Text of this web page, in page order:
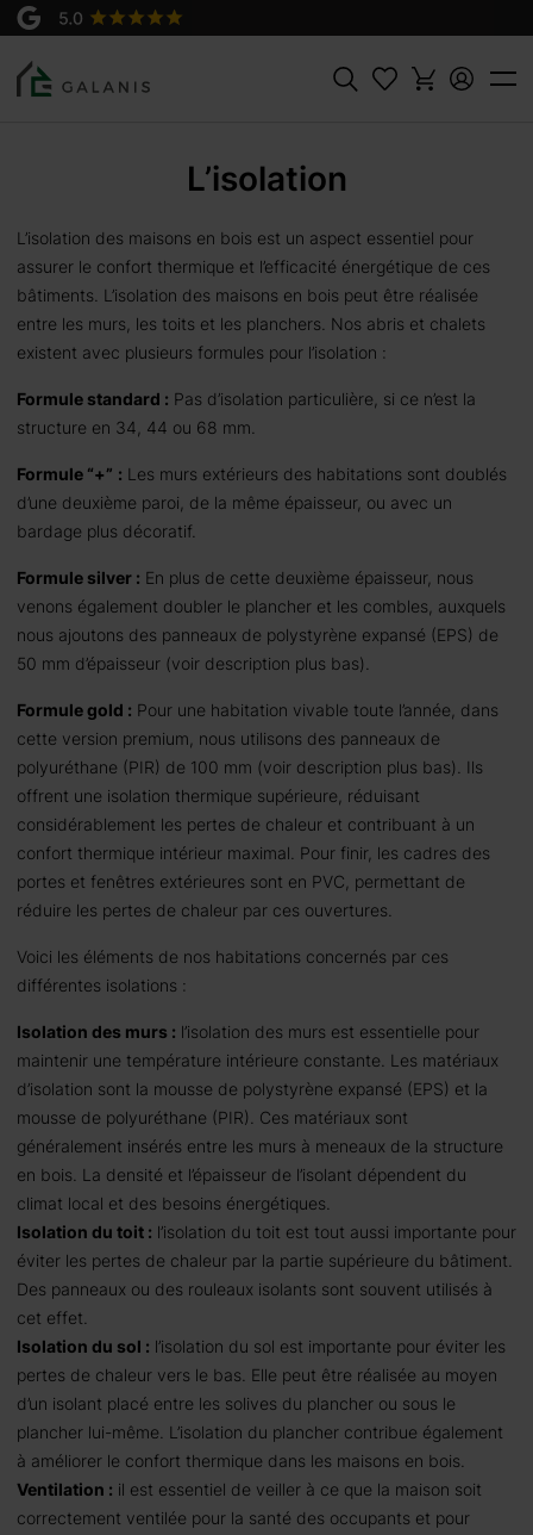
Rechercher
L’isolation
L’isolation des maisons en bois est un aspect essentiel pour
assurer le confort thermique et l’efficacité énergétique de ces
bâtiments. L’isolation des maisons en bois peut être réalisée
entre les murs, les toits et les planchers. Nos abris et chalets
existent avec plusieurs formules pour l’isolation :
Formule standard : Pas d’isolation particulière, si ce n’est la
structure en 34, 44 ou 68 mm.
Formule “+” : Les murs extérieurs des habitations sont doublés
d’une deuxième paroi, de la même épaisseur, ou avec un
bardage plus décoratif.
Formule silver : En plus de cette deuxième épaisseur, nous
venons également doubler le plancher et les combles, auxquels
nous ajoutons des panneaux de polystyrène expansé (EPS) de
50 mm d’épaisseur (voir description plus bas).
Formule gold : Pour une habitation vivable toute l’année, dans
cette version premium, nous utilisons des panneaux de
polyuréthane (PIR) de 100 mm (voir description plus bas). Ils
offrent une isolation thermique supérieure, réduisant
considérablement les pertes de chaleur et contribuant à un
confort thermique intérieur maximal. Pour finir, les cadres des
portes et fenêtres extérieures sont en PVC, permettant de
réduire les pertes de chaleur par ces ouvertures.
Voici les éléments de nos habitations concernés par ces
différentes isolations :
Isolation des murs : l’isolation des murs est essentielle pour
maintenir une température intérieure constante. Les matériaux
d’isolation sont la mousse de polystyrène expansé (EPS) et la
mousse de polyuréthane (PIR). Ces matériaux sont
généralement insérés entre les murs à meneaux de la structure
en bois. La densité et l’épaisseur de l’isolant dépendent du
climat local et des besoins énergétiques.
Isolation du toit : l’isolation du toit est tout aussi importante pour
éviter les pertes de chaleur par la partie supérieure du bâtiment.
Des panneaux ou des rouleaux isolants sont souvent utilisés à
cet effet.
Isolation du sol : l’isolation du sol est importante pour éviter les
pertes de chaleur vers le bas. Elle peut être réalisée au moyen
d’un isolant placé entre les solives du plancher ou sous le
plancher lui-même. L’isolation du plancher contribue également
à améliorer le confort thermique dans les maisons en bois.
Ventilation : il est essentiel de veiller à ce que la maison soit
correctement ventilée pour la santé des occupants et pour